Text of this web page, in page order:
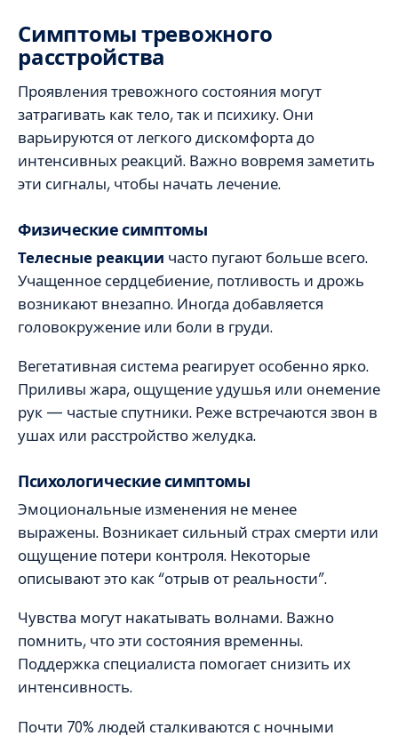
Симптомы тревожного
расстройства
Проявления тревожного состояния могут
затрагивать как тело, так и психику. Они
варьируются от легкого дискомфорта до
интенсивных реакций. Важно вовремя заметить
эти сигналы, чтобы начать лечение.
Физические симптомы
Телесные реакции часто пугают больше всего.
Учащенное сердцебиение, потливость и дрожь
возникают внезапно. Иногда добавляется
головокружение или боли в груди.
Вегетативная система реагирует особенно ярко.
Приливы жара, ощущение удушья или онемение
рук — частые спутники. Реже встречаются звон в
ушах или расстройство желудка.
Психологические симптомы
Эмоциональные изменения не менее
выражены. Возникает сильный страх смерти или
ощущение потери контроля. Некоторые
описывают это как “отрыв от реальности”.
Чувства могут накатывать волнами. Важно
помнить, что эти состояния временны.
Поддержка специалиста помогает снизить их
интенсивность.
Почти 70% людей сталкиваются с ночными